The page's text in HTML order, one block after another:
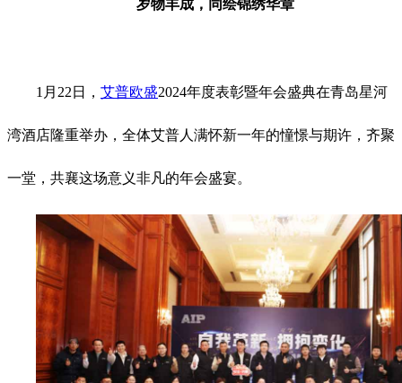
岁物丰成，同绘锦绣华章
1月22日， 艾普欧盛2024年度表彰暨年会盛典在青岛星河
湾酒店隆重举办，全体艾普人满怀新一年的憧憬与期许，齐聚
一堂，共襄这场意义非凡的年会盛宴。